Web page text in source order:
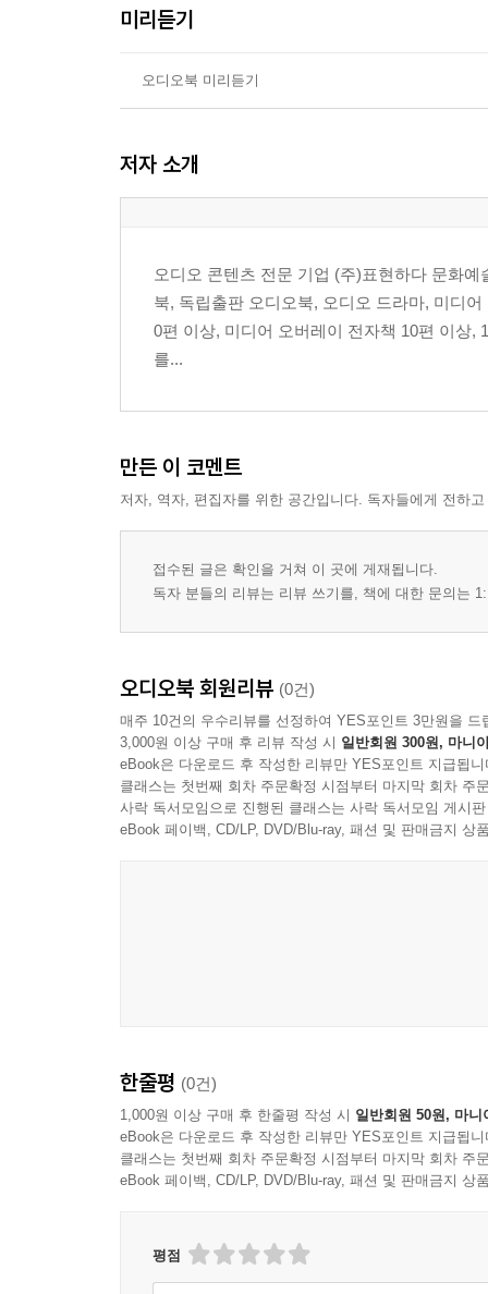
미리듣기
오디오북 미리듣기
저자 소개
오디오 콘텐츠 전문 기업 (주)표현하다 문화
북, 독립출판 오디오북, 오디오 드라마, 미디
0편 이상, 미디어 오버레이 전자책 10편 이상,
를...
만든 이 코멘트
저자, 역자, 편집자를 위한 공간입니다. 독자들에게 전하
접수된 글은 확인을 거쳐 이 곳에 게재됩니다.
독자 분들의 리뷰는 리뷰 쓰기를, 책에 대한 문의는
오디오북 회원리뷰 (0건)
매주 10건의 우수리뷰를 선정하여 YES포인트 3만원을 드
3,000원 이상 구매 후 리뷰 작성 시 일반회원 300원, 마니
eBook은 다운로드 후 작성한 리뷰만 YES포인트 지급됩니
클래스는 첫번째 회차 주문확정 시점부터 마지막 회차 주
사락 독서모임으로 진행된 클래스는 사락 독서모임 게시
eBook 페이백, CD/LP, DVD/Blu-ray, 패션 및 판매금지 상
한줄평 (0건)
1,000원 이상 구매 후 한줄평 작성 시 일반회원 50원, 마니
eBook은 다운로드 후 작성한 리뷰만 YES포인트 지급됩니
클래스는 첫번째 회차 주문확정 시점부터 마지막 회차 주
eBook 페이백, CD/LP, DVD/Blu-ray, 패션 및 판매금지 상
평점